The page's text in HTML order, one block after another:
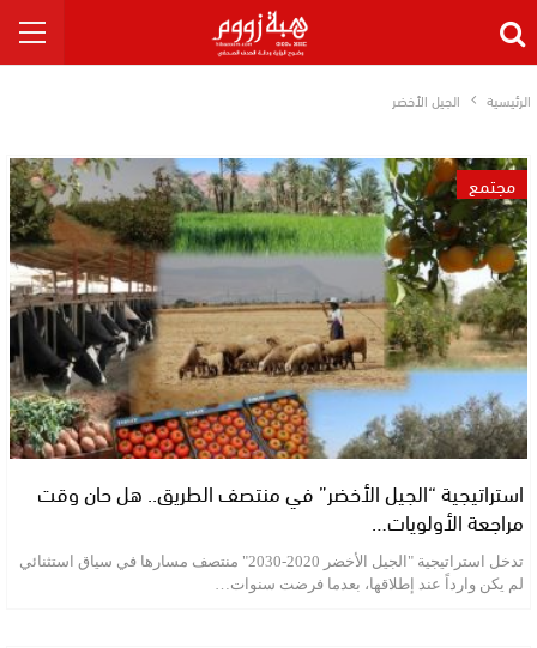
الرئيسية الجيل الأخضر
مجتمع
استراتيجية “الجيل الأخضر” في منتصف الطريق.. هل حان وقت
مراجعة الأولويات…
تدخل استراتيجية "الجيل الأخضر 2020-2030" منتصف مسارها في سياق استثنائي
لم يكن وارداً عند إطلاقها، بعدما فرضت سنوات…